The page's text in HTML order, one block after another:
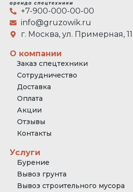
+7-900-000-00-00
info@gruzowik.ru
г. Москва, ул. Примерная, 11
О компании
Заказ спецтехники
Сотрудничество
Доставка
Оплата
Акции
Отзывы
Контакты
Услуги
Бурение
Вывоз грунта
Вывоз строительного мусора